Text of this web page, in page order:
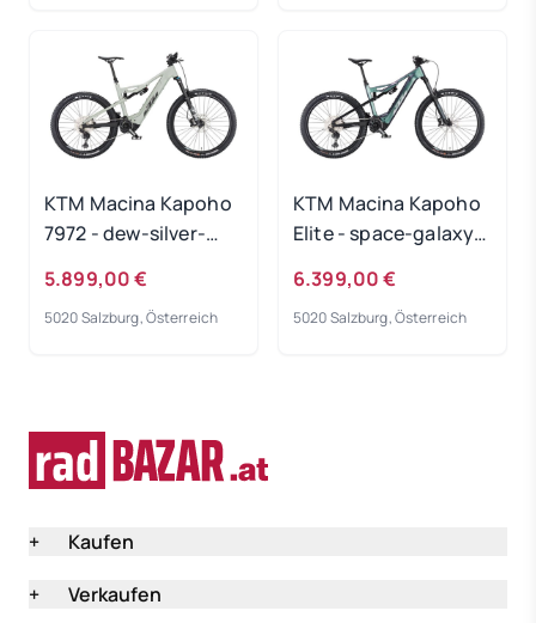
KTM Macina Kapoho
7972 - dew-silver-
M
5.899,00 €
5020 Salzburg, Österreich
KTM Macina Kapoho
Elite - space-galaxy-
M
6.399,00 €
5020 Salzburg, Österreich
+
Kaufen
+
Verkaufen